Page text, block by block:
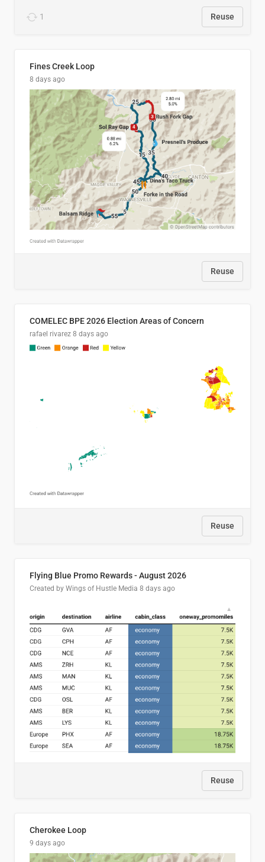
1 Reuse
Fines Creek Loop
8 days ago
Reuse
COMELEC BPE 2026 Election Areas of Concern
rafael rivarez 8 days ago
Reuse
Flying Blue Promo Rewards - August 2026
Created by Wings of Hustle Media 8 days ago
Reuse
Cherokee Loop
9 days ago